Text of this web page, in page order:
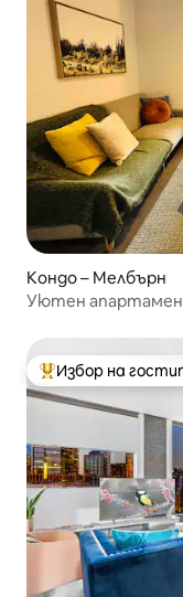
Кондо – Мелбърн
Уютен
Най-популярен
Избор на